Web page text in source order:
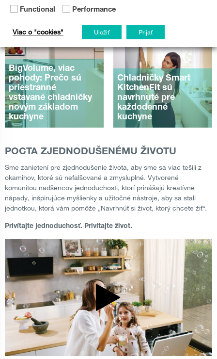
BigVolume, viac
pohody: Prečo sú
priestranné
vstavané chladničky
novým základom
kuchyne
Chladničky Smart
KitchenFit sú
navrhnuté pre
každodenné
kuchyne
POCTA ZJEDNODUŠENÉMU ŽIVOTU
Sme zanietení pre zjednodušenie života, aby sme sa viac tešili z
okamihov, ktoré sú nefalšované a zmysluplné. Vytvorené
komunitou nadšencov jednoduchosti, ktorí prinášajú kreatívne
nápady, inšpirujúce myšlienky a užitočné nástroje, aby sa stali
jednotkou, ktorá vám pomôže „Navrhnúť si život, ktorý chcete žiť“.
Privítajte jednoduchosť. Privítajte život.
Functional Performance
Viac o "cookies" Uložiť Prijať